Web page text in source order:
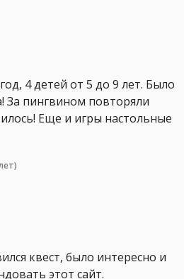
4 детей от 5 до 9 лет. Было
За пингвином повторяли
Еще и игры настольные
квест, было интересно и
этот сайт.